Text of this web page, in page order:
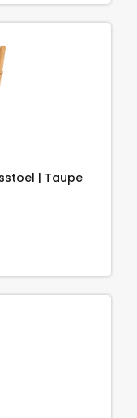
| Taupe